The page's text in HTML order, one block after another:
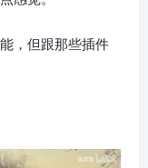
，但跟那些插件